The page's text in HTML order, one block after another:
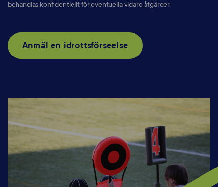
behandlas konfidentiellt föreventuella vidare åtgärder.
Anmäl en idrottsförseelse